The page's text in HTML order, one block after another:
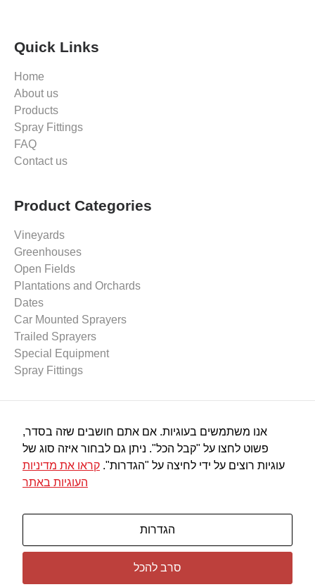
Quick Links
Home
About us
Products
Spray Fittings
FAQ
Contact us
Product Categories
Vineyards
Greenhouses
Open Fields
Plantations and Orchards
Dates
Car Mounted Sprayers
Trailed Sprayers
Special Equipment
Spray Fittings
Spray Pumps
Spray Nozzles
Spray Guns
Filters
אנו משתמשים בעוגיות. אם אתם חושבים שזה בסדר,
פשוט לחצו על "קבל הכל". ניתן גם לבחור איזה סוג של
עוגיות רוצים על ידי לחיצה על "הגדרות". קראו את מדיניות
העוגיות באתר
הגדרות
סרב להכל